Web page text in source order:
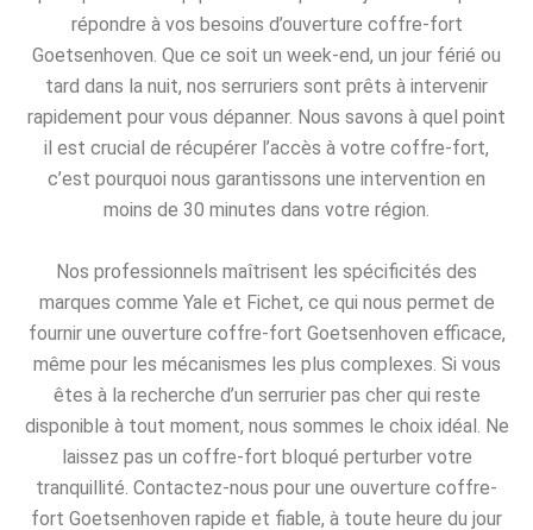
répondre à vos besoins d’ouverture coffre-fort
Goetsenhoven. Que ce soit un week-end, un jour férié ou
tard dans la nuit, nos serruriers sont prêts à intervenir
rapidement pour vous dépanner. Nous savons à quel point
il est crucial de récupérer l’accès à votre coffre-fort,
c’est pourquoi nous garantissons une intervention en
moins de 30 minutes dans votre région.
Nos professionnels maîtrisent les spécificités des
marques comme Yale et Fichet, ce qui nous permet de
fournir une ouverture coffre-fort Goetsenhoven efficace,
même pour les mécanismes les plus complexes. Si vous
êtes à la recherche d’un serrurier pas cher qui reste
disponible à tout moment, nous sommes le choix idéal. Ne
laissez pas un coffre-fort bloqué perturber votre
tranquillité. Contactez-nous pour une ouverture coffre-
fort Goetsenhoven rapide et fiable, à toute heure du jour